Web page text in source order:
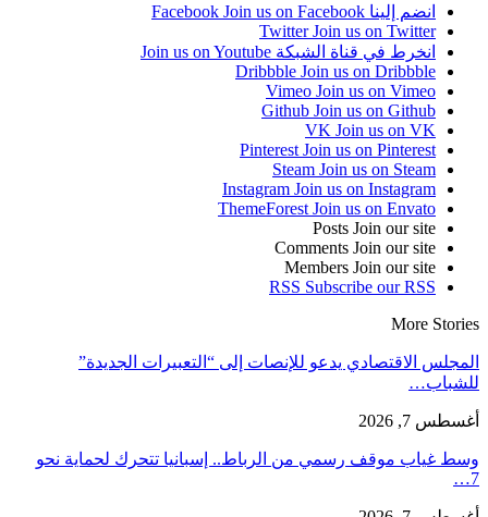
انضم إلينا Facebook Join us on Facebook
Twitter Join us on Twitter
انخرط في قناة الشبكة Join us on Youtube
Dribbble Join us on Dribbble
Vimeo Join us on Vimeo
Github Join us on Github
VK Join us on VK
Pinterest Join us on Pinterest
Steam Join us on Steam
Instagram Join us on Instagram
ThemeForest Join us on Envato
Posts Join our site
Comments Join our site
Members Join our site
RSS Subscribe our RSS
More Stories
المجلس الاقتصادي يدعو للإنصات إلى “التعبيرات الجديدة”
للشباب…
أغسطس 7, 2026
وسط غياب موقف رسمي من الرباط.. إسبانيا تتحرك لحماية نحو
7…